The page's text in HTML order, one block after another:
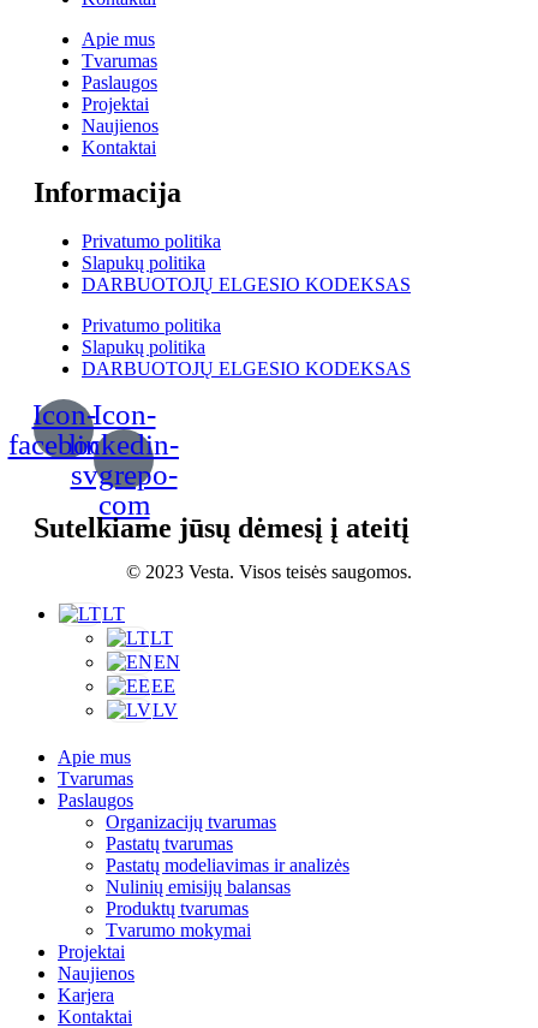
Apie mus
Tvarumas
Paslaugos
Projektai
Naujienos
Kontaktai
Informacija
Privatumo politika
Slapukų politika
DARBUOTOJŲ ELGESIO KODEKSAS
Privatumo politika
Slapukų politika
DARBUOTOJŲ ELGESIO KODEKSAS
Icon-
facebook
Icon-
linkedin-
svgrepo-
com
Sutelkiame jūsų dėmesį į ateitį
© 2023 Vesta. Visos teisės saugomos.
LT
LT
EN
EE
LV
Apie mus
Tvarumas
Paslaugos
Organizacijų tvarumas
Pastatų tvarumas
Pastatų modeliavimas ir analizės
Nulinių emisijų balansas
Produktų tvarumas
Tvarumo mokymai
Projektai
Naujienos
Karjera
Kontaktai